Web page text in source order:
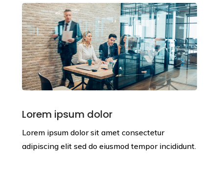
Lorem ipsum dolor
Lorem ipsum dolor sit amet consectetur
adipiscing elit sed do eiusmod tempor incididunt.